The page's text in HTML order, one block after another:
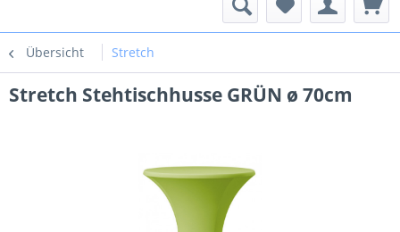
Übersicht Stretch
Stretch Stehtischhusse GRÜN ø 70cm